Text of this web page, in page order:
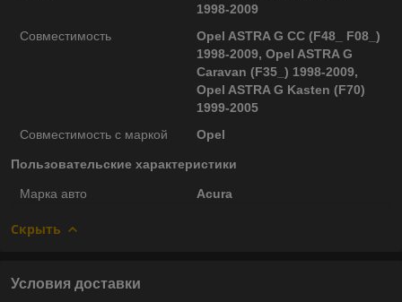
1998-2009
Совместимость
Opel ASTRA G CC (F48_ F08_)
1998-2009, Opel ASTRA G
Caravan (F35_) 1998-2009,
Opel ASTRA G Kasten (F70)
1999-2005
Совместимость с маркой
Opel
Пользовательские характеристики
Марка авто Acura
Скрыть
Условия доставки